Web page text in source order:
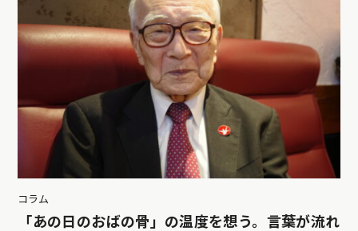
コラム
「あの日のおばの骨」の温度を想う。言葉が流れ